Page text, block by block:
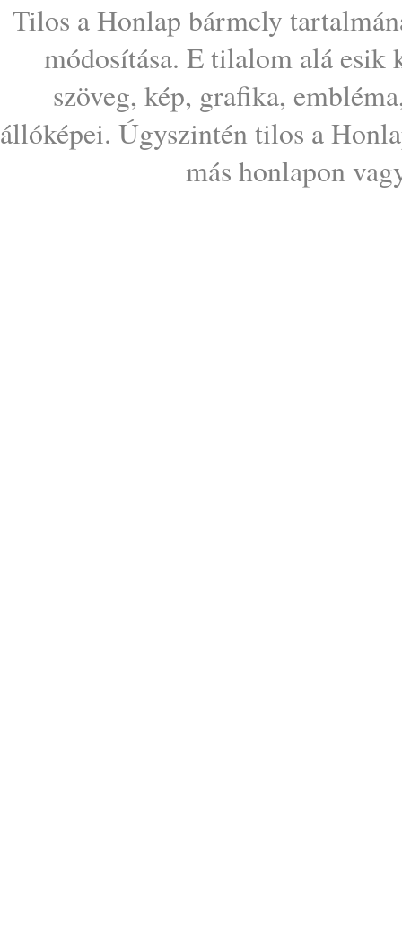
Tilos a Honlap bármely
módosítása. E tilalom alá esik
szöveg, kép, grafika,
állóképei. Úgyszintén tilos a
más honlapon